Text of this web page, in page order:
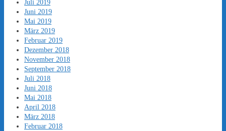
Juli 2019
Juni 2019
Mai 2019
März 2019
Februar 2019
Dezember 2018
November 2018
September 2018
Juli 2018
Juni 2018
Mai 2018
April 2018
März 2018
Februar 2018